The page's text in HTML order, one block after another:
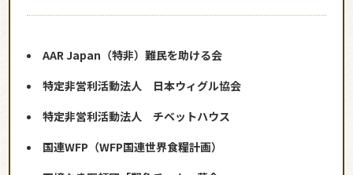
AAR Japan（特非）難民を助ける会
特定非営利活動法人 日本ウィグル協会
特定非営利活動法人 チベットハウス
国連WFP（WFP国連世界食糧計画）